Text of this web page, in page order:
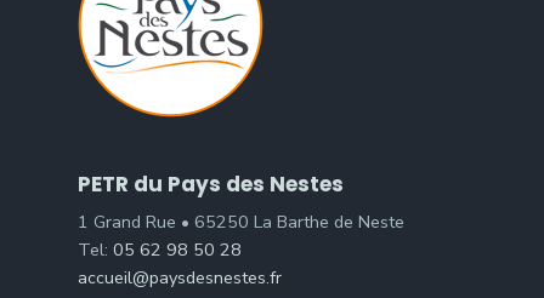
PETR du Pays des Nestes
1 Grand Rue • 65250 La Barthe de Neste
Tel: 05 62 98 50 28
accueil@paysdesnestes.fr